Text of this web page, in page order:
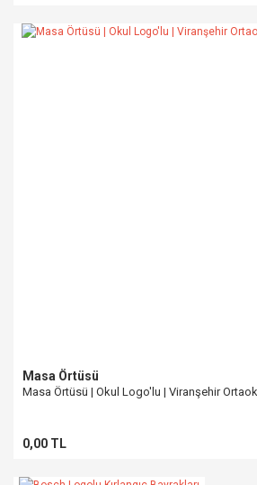
Masa Örtüsü
Masa Örtüsü | Okul Logo'lu | Viranşehir
0,00 TL